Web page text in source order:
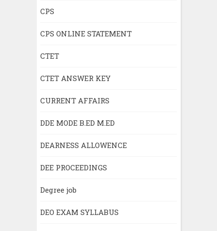
CPS
CPS ONLINE STATEMENT
CTET
CTET ANSWER KEY
CURRENT AFFAIRS
DDE MODE B.ED M.ED
DEARNESS ALLOWENCE
DEE PROCEEDINGS
Degree job
DEO EXAM SYLLABUS